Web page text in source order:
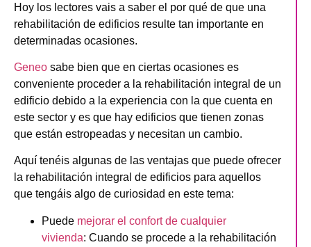
Hoy los lectores vais a saber el por qué de que una
rehabilitación de edificios resulte tan importante en
determinadas ocasiones.
Geneo sabe bien que en ciertas ocasiones es
conveniente proceder a la rehabilitación integral de un
edificio debido a la experiencia con la que cuenta en
este sector y es que hay edificios que tienen zonas
que están estropeadas y necesitan un cambio.
Aquí tenéis algunas de las ventajas que puede ofrecer
la rehabilitación integral de edificios para aquellos
que tengáis algo de curiosidad en este tema:
Puede mejorar el confort de cualquier
vivienda: Cuando se procede a la rehabilitación